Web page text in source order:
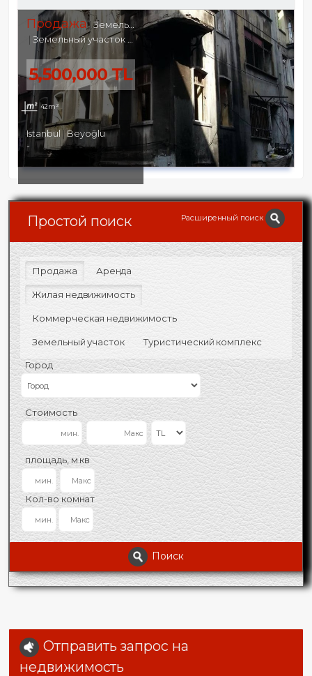
Продажа Земельный участок
Земельный участок под жилую и коммерческую застройку
5,500,000 TL
42m²
Istanbul
Beyoğlu
-
Простой поиск Расширенный поиск
Продажа Аренда
Жилая недвижимость
Коммерческая недвижимость
Земельный участок Туристический комплекс
Город
Стоимость
площадь, м.кв
Кол-во комнат
Поиск
Отправить запрос на
недвижимость